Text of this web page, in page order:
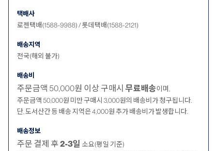
택배사
로젠택배(1588-9988) / 롯데택배(1588-2121)
배송지역
전국(해외 불가)
배송비
주문금액 50,000원 이상 구매시 무료배송이며,
주문금액 50,000원 미만 구매시 3,000원의 배송비가 청구됩니다.
단, 도서산간 등 배송 지역은 4,000원 추가 배송비가 발생합니다.
배송정보
주문 결제 후2-3일 소요(평일 기준)